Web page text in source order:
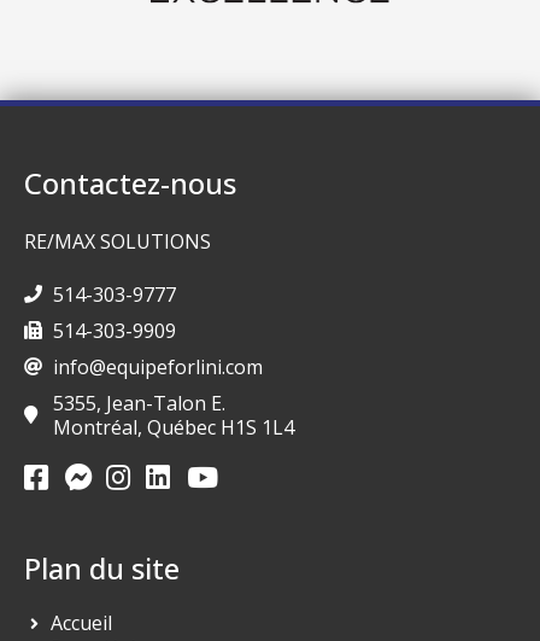
Contactez-nous
RE/MAX SOLUTIONS
514-303-9777
514-303-9909
info@equipeforlini.com
5355, Jean-Talon E.
Montréal, Québec H1S 1L4
Plan du site
Accueil